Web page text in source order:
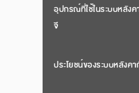
อุปกรณ์ที่ใช้ในระบบหลัง
จี
ประโยชน์ของระบบหลังค